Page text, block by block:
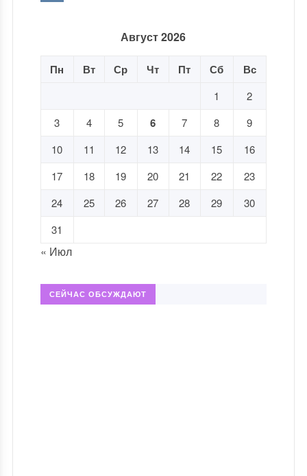
Август 2026
Пн Вт Ср Чт Пт Сб Вс
1
2
3
4 5 6 7 8
9
10
11 12 13 14 15
16
17
18 19 20 21 22
23
24
25 26 27 28 29
30
31
« Июл
СЕЙЧАС ОБСУЖДАЮТ